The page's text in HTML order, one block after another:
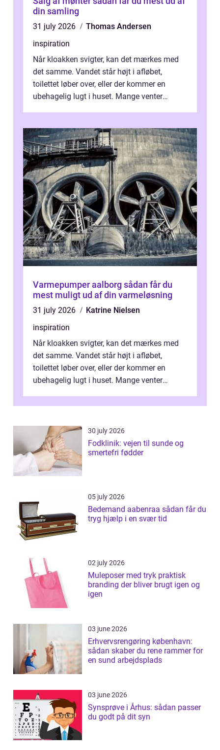
din samling
31 july 2026
Thomas Andersen
inspiration
Når kloakken svigter, kan det mærkes med
det samme. Vandet står højt i afløbet,
toilettet løber over, eller der kommer en
ubehagelig lugt i huset. Mange venter
Varmepumper aalborg sådan får du
mest muligt ud af din varmeløsning
31 july 2026
Katrine Nielsen
inspiration
Når kloakken svigter, kan det mærkes med
det samme. Vandet står højt i afløbet,
toilettet løber over, eller der kommer en
ubehagelig lugt i huset. Mange venter
30 july 2026
Fodklinik: vejen til sunde og
smertefri fødder
05 july 2026
Bedemand aabenraa sådan får du
tryg hjælp i en svær tid
02 july 2026
Muleposer med tryk praktisk
branding der bliver brugt igen og
igen
03 june 2026
Erhvervsrengøring københavn:
sådan skaber du rene rammer for
en sund arbejdsplads
03 june 2026
Synsprøve i Århus: sådan passer
du godt på dit syn